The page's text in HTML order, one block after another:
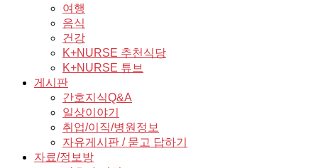
여행
음식
건강
K+NURSE 추천식당
K+NURSE 튜브
게시판
간호지식Q&A
일상이야기
취업/이직/병원정보
자유게시판 / 묻고 답하기
자료/정보방